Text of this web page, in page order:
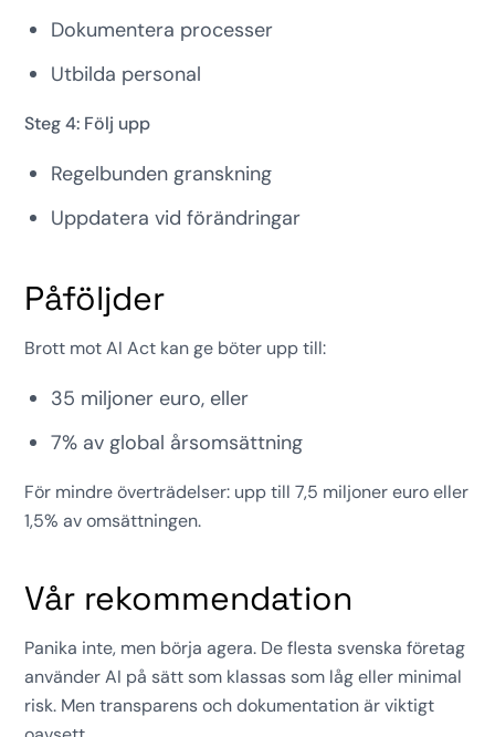
Dokumentera processer
Utbilda personal
Steg 4: Följ upp
Regelbunden granskning
Uppdatera vid förändringar
Påföljder
Brott mot AI Act kan ge böter upp till:
35 miljoner euro, eller
7% av global årsomsättning
För mindre överträdelser: upp till 7,5 miljoner euro eller
1,5% av omsättningen.
Vår rekommendation
Panika inte, men börja agera. De flesta svenska företag
använder AI på sätt som klassas som låg eller minimal
risk. Men transparens och dokumentation är viktigt